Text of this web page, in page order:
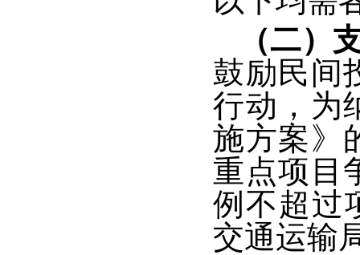
（二）
鼓励民间
行动，为
施方案》
重点项目
例不超过
交通运输